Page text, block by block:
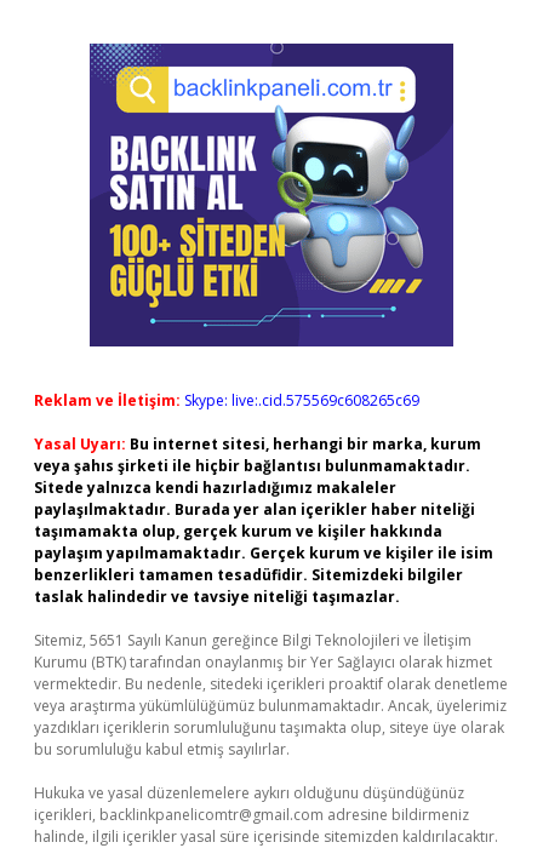
Reklam ve İletişim: Skype: live:.cid.575569c608265c69
Yasal Uyarı: Bu internet sitesi, herhangi bir marka, kurum
veya şahıs şirketi ile hiçbir bağlantısı bulunmamaktadır.
Sitede yalnızca kendi hazırladığımız makaleler
paylaşılmaktadır. Burada yer alan içerikler haber niteliği
taşımamakta olup, gerçek kurum ve kişiler hakkında
paylaşım yapılmamaktadır. Gerçek kurum ve kişiler ile isim
benzerlikleri tamamen tesadüfidir. Sitemizdeki bilgiler
taslak halindedir ve tavsiye niteliği taşımazlar.
Sitemiz, 5651 Sayılı Kanun gereğince Bilgi Teknolojileri ve İletişim
Kurumu (BTK) tarafından onaylanmış bir Yer Sağlayıcı olarak hizmet
vermektedir. Bu nedenle, sitedeki içerikleri proaktif olarak denetleme
veya araştırma yükümlülüğümüz bulunmamaktadır. Ancak, üyelerimiz
yazdıkları içeriklerin sorumluluğunu taşımakta olup, siteye üye olarak
bu sorumluluğu kabul etmiş sayılırlar.
Hukuka ve yasal düzenlemelere aykırı olduğunu düşündüğünüz
içerikleri, backlinkpanelicomtr@gmail.com adresine bildirmeniz
halinde, ilgili içerikler yasal süre içerisinde sitemizden kaldırılacaktır.